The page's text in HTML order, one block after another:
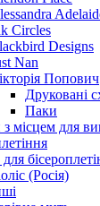
Circles
Designs
Nan
Попович
Друковані
Паки
місцем для
(Росія)